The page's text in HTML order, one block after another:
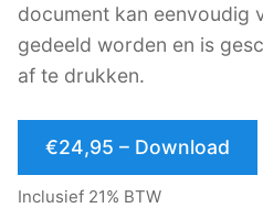
document kan eenvoudig
gedeeld worden en is
af te drukken.
€24,95 – Download
Inclusief 21% BTW